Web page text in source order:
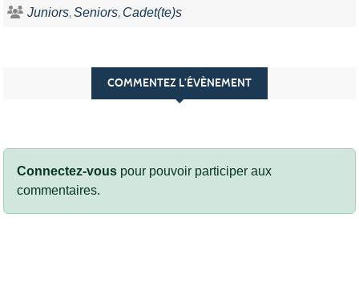
Juniors Seniors Cadet(te)s
COMMENTEZ L’ÉVÈNEMENT
Connectez-vous pour pouvoir participer aux
commentaires.